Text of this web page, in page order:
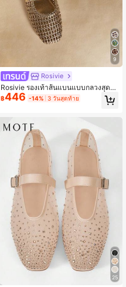
9
Rosivie
Rosivie รองเท้าส้นแบนแบบกลวงสุดป
ระณีตสำหรับผู้หญิง, ทันสมัยและสวมใส่
สบาย, รองเท้าส้นแบนหัวเหลี่ยมสไตล์ฝ
฿446 -14% 3 วันสุดท้าย
25